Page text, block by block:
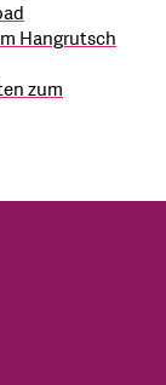
Hangrutsch
zum